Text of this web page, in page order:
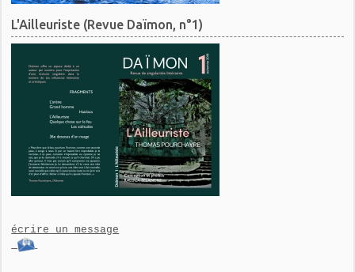
L'Ailleuriste (Revue Daïmon, n°1)
écrire un message